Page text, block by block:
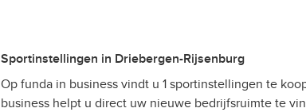
Sportinstellingen in Driebergen-Rijsenburg
Op funda in business vindt u 1 sportinstellingen te
business helpt u direct uw nieuwe bedrijfsruimte te